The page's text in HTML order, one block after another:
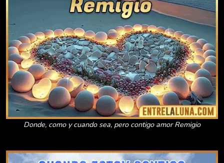
Donde, como y cuando sea, pero contigo amor Remigio